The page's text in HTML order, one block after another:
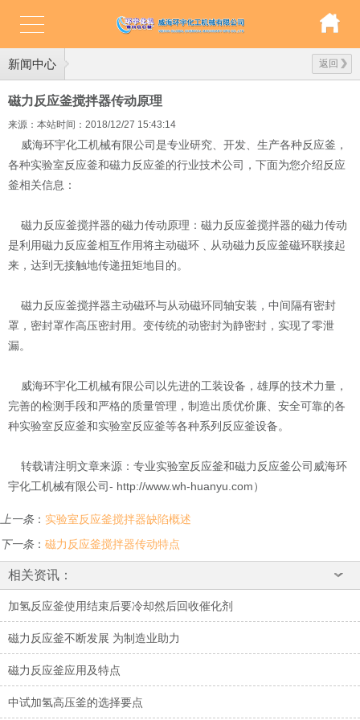
新闻中心 返回
磁力反应釜搅拌器传动原理
来源：本站时间：2018/12/27 15:43:14
威海环宇化工机械有限公司是专业研究、开发、生产各种反应釜，
各种实验室反应釜和磁力反应釜的行业技术公司，下面为您介绍反应
釜相关信息：
磁力反应釜搅拌器的磁力传动原理：磁力反应釜搅拌器的磁力传动
是利用磁力反应釜相互作用将主动磁环﹑从动磁力反应釜磁环联接起
来，达到无接触地传递扭矩地目的。
磁力反应釜搅拌器主动磁环与从动磁环同轴安装，中间隔有密封
罩，密封罩作高压密封用。变传统的动密封为静密封，实现了零泄
漏。
威海环宇化工机械有限公司以先进的工装设备，雄厚的技术力量，
完善的检测手段和严格的质量管理，制造出质优价廉、安全可靠的各
种实验室反应釜和实验室反应釜等各种系列反应釜设备。
转载请注明文章来源：专业实验室反应釜和磁力反应釜公司威海环
宇化工机械有限公司- http://www.wh-huanyu.com）
上一条： 实验室反应釜搅拌器缺陷概述
下一条： 磁力反应釜搅拌器传动特点
相关资讯：
加氢反应釜使用结束后要冷却然后回收催化剂
磁力反应釜不断发展 为制造业助力
磁力反应釜应用及特点
中试加氢高压釜的选择要点